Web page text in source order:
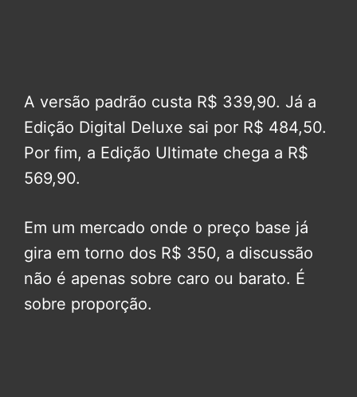
A versão padrão custa R$ 339,90. Já a
Edição Digital Deluxe sai por R$ 484,50.
Por fim, a Edição Ultimate chega a R$
569,90.
Em um mercado onde o preço base já
gira em torno dos R$ 350, a discussão
não é apenas sobre caro ou barato. É
sobre proporção.